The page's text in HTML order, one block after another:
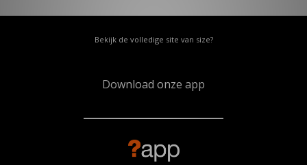
Bekijk de volledige site van size?
Download onze app